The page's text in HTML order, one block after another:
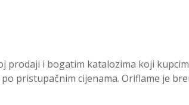
i bogatim katalozima koji
pristupačnim cijenama. Oriflame je